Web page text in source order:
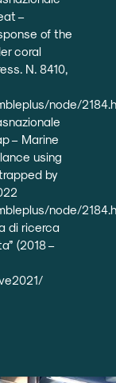
–
of the
coral
N. 8410,
node/
– Marine
using
by
node/
di ricerca
(2018 –